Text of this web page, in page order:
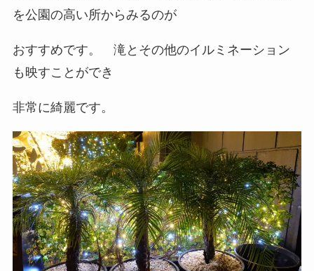
を公園の高い所からみるのが
おすすめです。 滝とその他のイルミネーション
も映すことができ
非常に綺麗です。